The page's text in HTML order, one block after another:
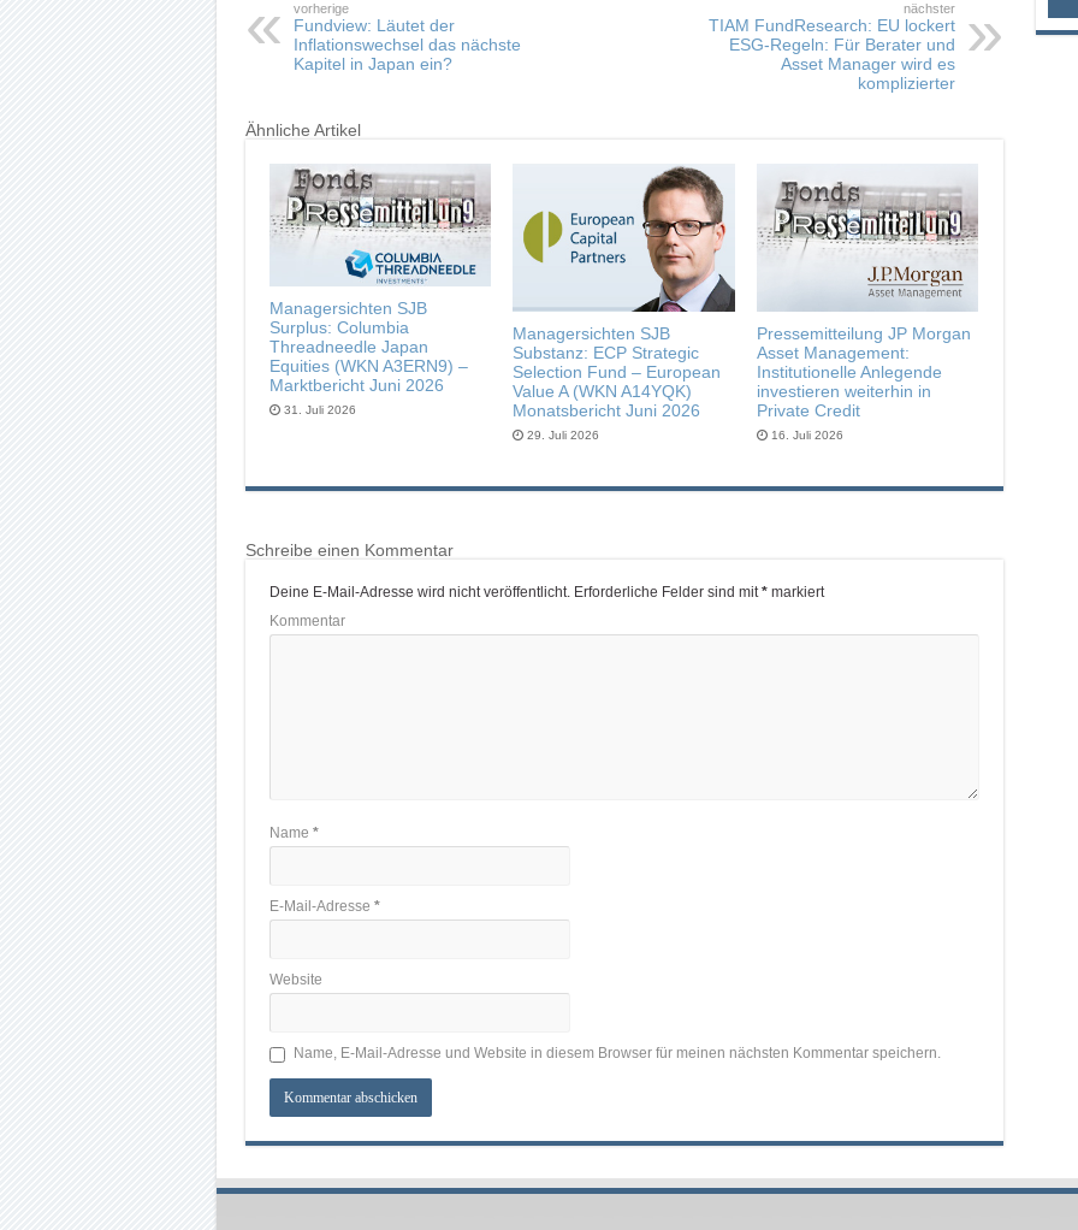
vorherige
Fundview: Läutet der
Inflationswechsel das nächste
Kapitel in Japan ein?
nächster
TIAM FundResearch: EU lockert
ESG-Regeln: Für Berater und
Asset Manager wird es
komplizierter
Ähnliche Artikel
Managersichten SJB
Surplus: Columbia
Threadneedle Japan
Equities (WKN A3ERN9) –
Marktbericht Juni 2026
31. Juli 2026
Managersichten SJB
Substanz: ECP Strategic
Selection Fund – European
Value A (WKN A14YQK)
Monatsbericht Juni 2026
29. Juli 2026
Pressemitteilung JP Morgan
Asset Management:
Institutionelle Anlegende
investieren weiterhin in
Private Credit
16. Juli 2026
Schreibe einen Kommentar
Deine E-Mail-Adresse wird nicht veröffentlicht.Erforderliche Felder sind mit*markiert
Kommentar
Name *
E-Mail-Adresse *
Website
Name, E-Mail-Adresse und Website in diesem Browser für meinen nächsten Kommentar speichern.